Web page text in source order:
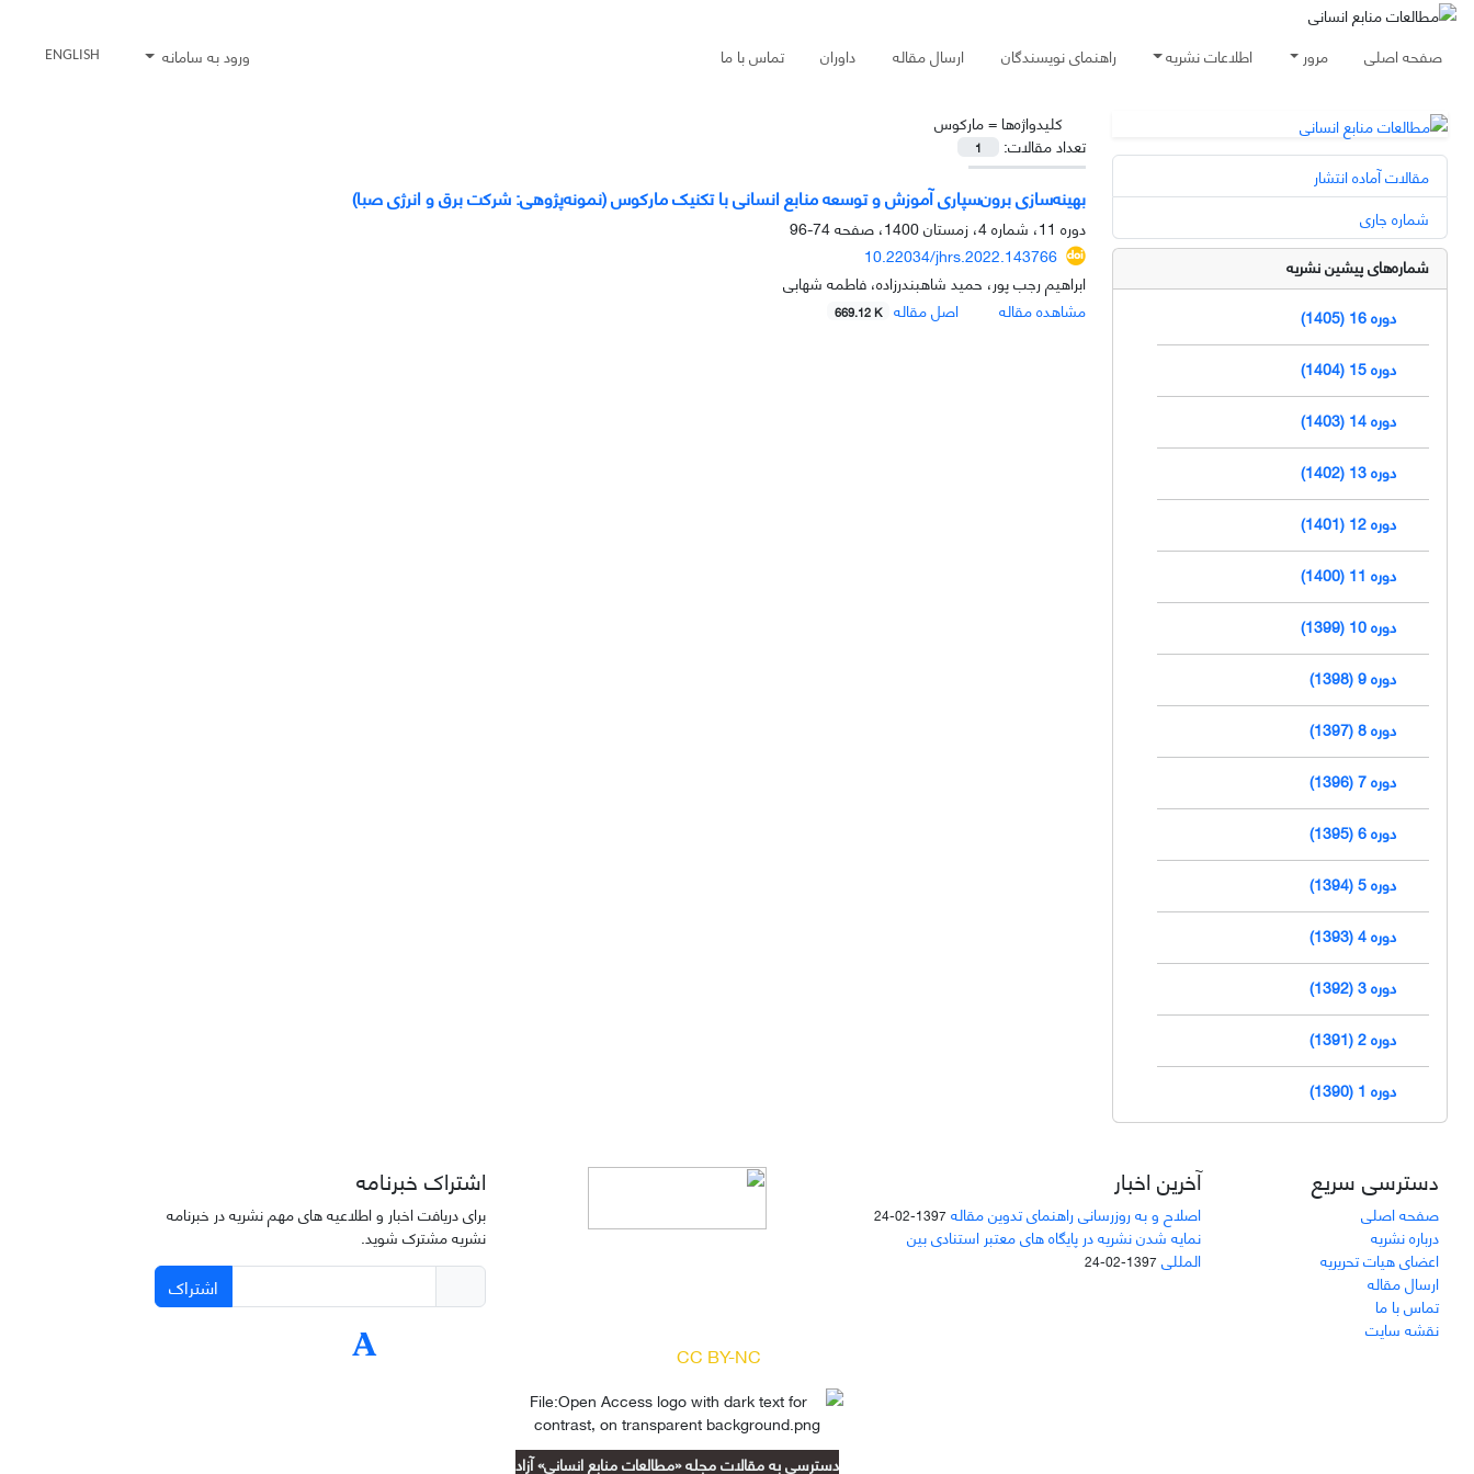
صفحه اصلی مرور اطلاعات نشریه راهنمای نویسندگان ارسال مقاله داوران تماس با ما ورود به سامانه ENGLISH
کلیدواژه‌ها =مارکوس
تعداد مقالات:
1
بهینه‌سازی برون‌سپاری آموزش و توسعه منابع انسانی با تکنیک مارکوس (نمونه‌پژوهی: شرکت برق و انرژی صبا)
دوره 11، شماره 4، زمستان 1400، صفحه
74-96
10.22034/jhrs.2022.143766
ابراهیم رجب پور، حمید شاهبندرزاده، فاطمه شهابی
مشاهده مقاله
اصل مقاله 669.12 K
مقالات آماده انتشار
شماره جاری
شماره‌های پیشین نشریه
دوره 16 (1405)
دوره 15 (1404)
دوره 14 (1403)
دوره 13 (1402)
دوره 12 (1401)
دوره 11 (1400)
دوره 10 (1399)
دوره 9 (1398)
دوره 8 (1397)
دوره 7 (1396)
دوره 6 (1395)
دوره 5 (1394)
دوره 4 (1393)
دوره 3 (1392)
دوره 2 (1391)
دوره 1 (1390)
دسترسی سریع
صفحه اصلی
درباره نشریه
اعضای هیات تحریریه
ارسال مقاله
تماس با ما
نقشه سایت
آخرین اخبار
اصلاح و به روزرسانی راهنمای تدوین مقاله 1397-02-24
نمایه شدن نشریه در پایگاه های معتبر استنادی بین
المللی 1397-02-24
CC BY-NC
دسترسی به مقالات مجله «مطالعات منابع انسانی» آزاد
اشتراک خبرنامه
برای دریافت اخبار و اطلاعیه های مهم نشریه در خبرنامه
نشریه مشترک شوید.
اشتراک